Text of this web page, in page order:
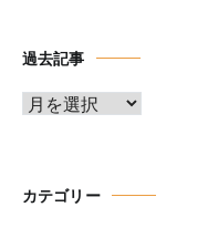
過去記事
ア
ブ
カテゴリー